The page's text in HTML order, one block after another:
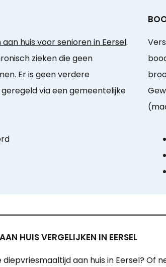
huis voor senioren in Eersel.
zieken die geen
Er is geen verdere
via een gemeentelijke
HUIS VERGELIJKEN IN EERSEL
aan huis in Eersel? Of